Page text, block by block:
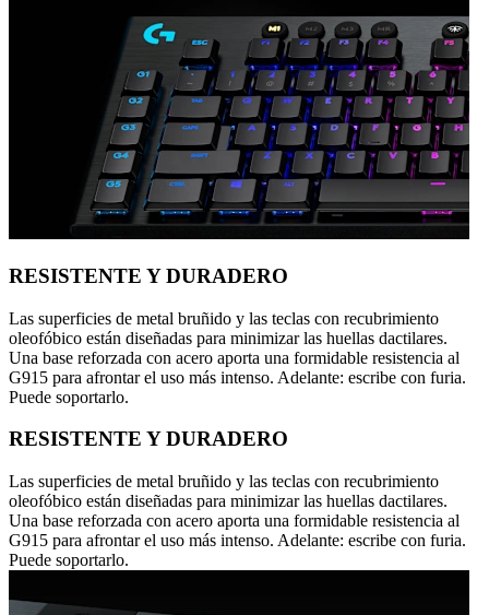
RESISTENTE Y DURADERO
Las superficies de metal bruñido y las teclas con recubrimiento
oleofóbico están diseñadas para minimizar las huellas dactilares.
Una base reforzada con acero aporta una formidable resistencia al
G915 para afrontar el uso más intenso. Adelante: escribe con furia.
Puede soportarlo.
RESISTENTE Y DURADERO
Las superficies de metal bruñido y las teclas con recubrimiento
oleofóbico están diseñadas para minimizar las huellas dactilares.
Una base reforzada con acero aporta una formidable resistencia al
G915 para afrontar el uso más intenso. Adelante: escribe con furia.
Puede soportarlo.